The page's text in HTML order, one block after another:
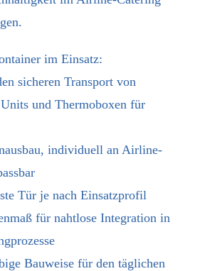
im Einsatz:
sicheren Transport von
und Thermoboxen für
individuell an Airline-
Tür je nach Einsatzprofil
für nahtlose Integration in
Bauweise für den täglichen